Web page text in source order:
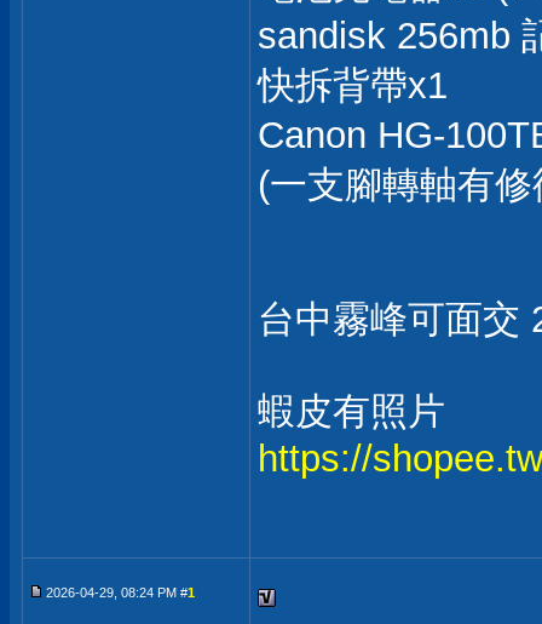
sandisk 256mb
快拆背帶x1
Canon HG-
(一支腳轉軸有
台中霧峰可面交
蝦皮有照片
https://
2026-04-29, 08:24 PM #1